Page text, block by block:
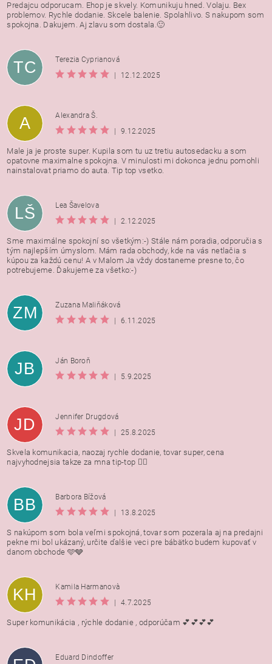
Predajcu odporucam. Ehop je skvely. Komunikuju hned. Volaju. Bex
problemov. Rychle dodanie. Skcele balenie. Spolahlivo. S nakupom som
spokojna. Dakujem. Aj zlavu som dostala.🙂
TC
Terezia Cyprianová
12.12.2025
A
Alexandra Š.
9.12.2025
Male ja je proste super. Kupila som tu uz tretiu autosedacku a som
opatovne maximalne spokojna. V minulosti mi dokonca jednu pomohli
nainstalovat priamo do auta. Tip top vsetko.
LŠ
Lea Šavelova
2.12.2025
Sme maximálne spokojní so všetkým:-) Stále nám poradia, odporučia s
tým najlepším úmyslom. Mám rada obchody, kde na vás netlačia s
kúpou za každú cenu! A v Malom Ja vždy dostaneme presne to, čo
potrebujeme. Ďakujeme za všetko:-)
ZM
Zuzana Maliňáková
6.11.2025
JB
Ján Boroň
5.9.2025
JD
Jennifer Drugdová
25.8.2025
Skvela komunikacia, naozaj rychle dodanie, tovar super, cena
najvyhodnejsia takze za mna tip-top 👍🏻
BB
Barbora Bížová
13.8.2025
S nakúpom som bola veľmi spokojná, tovar som pozerala aj na predajni
pekne mi bol ukázaný, určite ďalšie veci pre bábätko budem kupovať v
danom obchode 🩵🩶
KH
Kamila Harmanovà
4.7.2025
Super komunikácia , rýchle dodanie , odporúčam 💕💕💕💕
Eduard Dindoffer